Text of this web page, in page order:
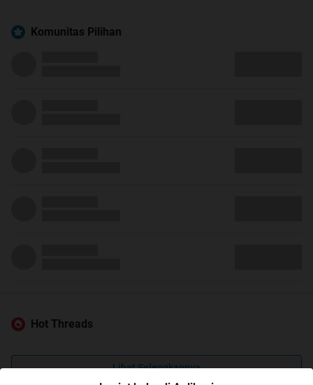
Komunitas Pilihan
Hot Threads
Lihat Selengkapnya